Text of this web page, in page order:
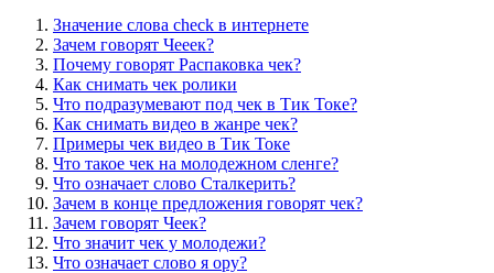
Значение слова check в интернете
Зачем говорят Чееек?
Почему говорят Распаковка чек?
Как снимать чек ролики
Что подразумевают под чек в Тик Токе?
Как снимать видео в жанре чек?
Примеры чек видео в Тик Токе
Что такое чек на молодежном сленге?
Что означает слово Сталкерить?
Зачем в конце предложения говорят чек?
Зачем говорят Чеек?
Что значит чек у молодежи?
Что означает слово я ору?